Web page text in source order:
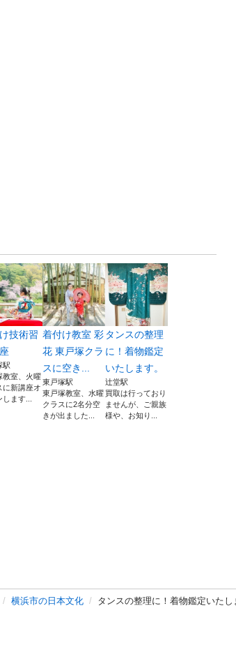
技術習
駅
教室、火曜
に新講座オ
ます...
着付け教室 彩
花 東戸塚クラ
スに空き...
東戸塚駅
東戸塚教室、水曜
クラスに2名分空
きが出ました...
タンスの整理
に！着物鑑定
いたします。
辻堂駅
買取は行っており
ませんが、ご親族
様や、お知り...
横浜市の日本文化 タンスの整理に！着物鑑定いた